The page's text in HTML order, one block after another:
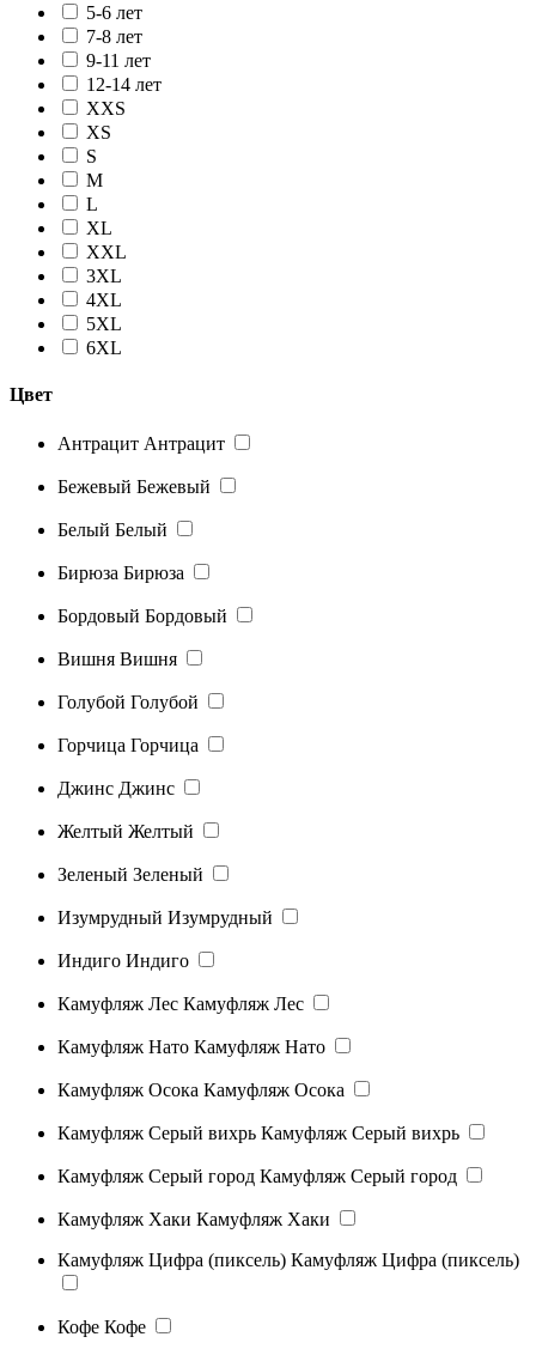
5-6 лет
7-8 лет
9-11 лет
12-14 лет
XXS
XS
S
M
L
XL
XXL
3XL
4XL
5XL
6XL
Цвет
Антрацит Антрацит
Бежевый Бежевый
Белый Белый
Бирюза Бирюза
Бордовый Бордовый
Вишня Вишня
Голубой Голубой
Горчица Горчица
Джинс Джинс
Желтый Желтый
Зеленый Зеленый
Изумрудный Изумрудный
Индиго Индиго
Камуфляж Лес Камуфляж Лес
Камуфляж Нато Камуфляж Нато
Камуфляж Осока Камуфляж Осока
Камуфляж Серый вихрь Камуфляж Серый вихрь
Камуфляж Серый город Камуфляж Серый город
Камуфляж Хаки Камуфляж Хаки
Камуфляж Цифра (пиксель) Камуфляж Цифра (пиксель)
Кофе Кофе